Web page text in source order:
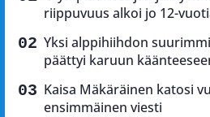
riippuvuus alkoi jo 12-
Yksi alppihiihdon
päättyi karuun
Kaisa Mäkäräinen katosi
ensimmäinen viesti